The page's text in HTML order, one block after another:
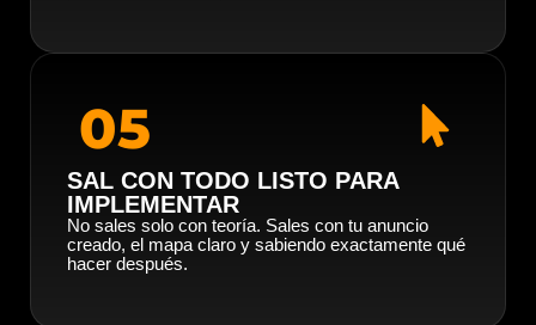
05
SAL CON TODO LISTO PARA
IMPLEMENTAR
No sales solo con teoría. Sales con tu anuncio
creado, el mapa claro y sabiendo exactamente qué
hacer después.